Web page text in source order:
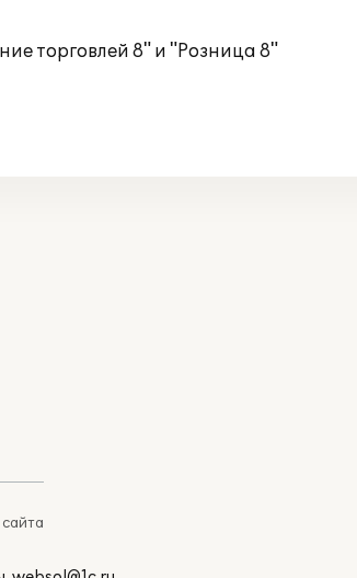
торговлей 8" и "Розница 8"